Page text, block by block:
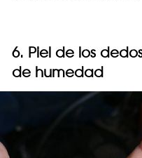
6. Piel de los
de humedad